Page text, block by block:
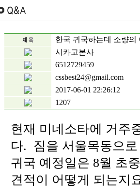
한국 귀국하는데 소량
시카고본사
6512729459
cssbest24@gmail.com
2017-06-01 22:26:12
1207
현재 미네소타에 거주
다. 짐을 서울목동으
귀국 예정일은 8월 초
견적이 어떻게 되는지